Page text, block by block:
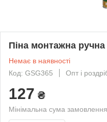
Піна монтажна
Немає в наявності
Код: GSG365
Опт і
127 ₴
Мінімальна сума